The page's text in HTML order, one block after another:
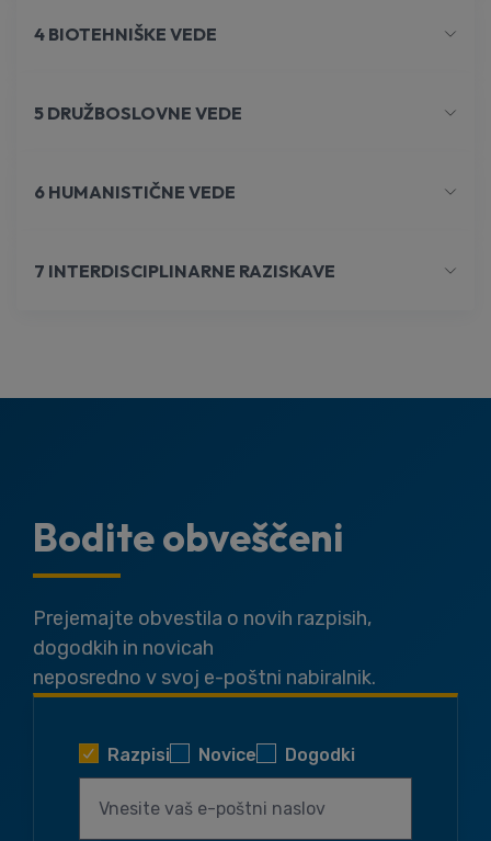
4 BIOTEHNIŠKE VEDE
5 DRUŽBOSLOVNE VEDE
6 HUMANISTIČNE VEDE
7 INTERDISCIPLINARNE RAZISKAVE
Bodite obveščeni
Prejemajte obvestila o novih razpisih,
dogodkih in novicah
neposredno v svoj e-poštni nabiralnik.
Razpisi Novice Dogodki